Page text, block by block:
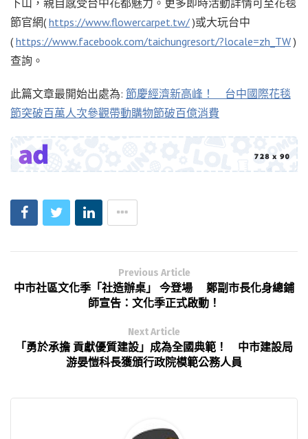
下山，親自感受台中花都魅力。更多即時活動詳情可至花毯
節官網( https://www.flowercarpet.tw/)或大玩台中
( https://www.facebook.com/taichungresort/?locale=zh_TW)
查詢。
此篇文章最開始出處為: 節慶經濟新高峰！ 台中國際花毯
節突破百萬人次參觀帶動購物節破百億消費
Previous Article
中市社區文化季「社造辦桌」 今登場 鄭副市長化身總鋪
師宣告：文化季正式啟動！
Next Article
「勇於承擔 貢獻優質建設」成為全國典範！ 中市建設局
游晏愷科長獲頒行政院模範公務人員